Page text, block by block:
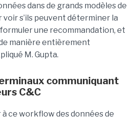
dans de grands modèles de
voir s’ils peuvent déterminer la
une recommandation, et
manière entièrement
M. Gupta.
communiquant
C&C
ce workflow des données de